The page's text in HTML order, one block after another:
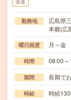
派遣
勤務地
広島県
本郷(広
曜日頻度 月～金
時間 08:00
期間 長期で
時給 時給